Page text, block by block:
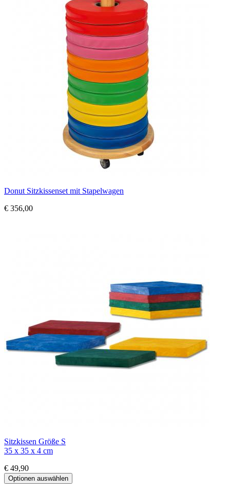
Donut Sitzkissenset mit Stapelwagen
€ 356,00
Sitzkissen Größe S
35 x 35 x 4 cm
€ 49,90